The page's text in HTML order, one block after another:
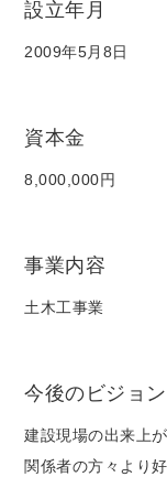
設立年月
2009年5月8日
資本金
8,000,000円
事業内容
土木工事業
今後のビジョン
建設現場の出来上
関係者の方々より